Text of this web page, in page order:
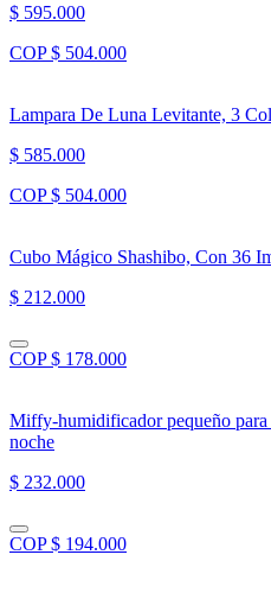
$ 595.000
COP $ 504.000
Lampara De Luna Levitante, 3
$ 585.000
COP $ 504.000
Cubo Mágico Shashibo, Con 36
$ 212.000
COP $ 178.000
Miffy-humidificador pequeño
noche
$ 232.000
COP $ 194.000